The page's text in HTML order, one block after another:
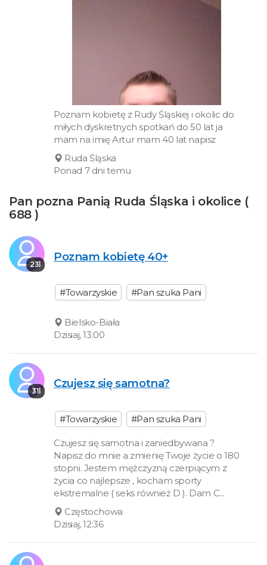
Poznam kobietę z Rudy Śląskiej i okolic do
miłych dyskretnych spotkań do 50 lat ja
mam na imię Artur mam 40 lat napisz
Ruda Śląska
Ponad 7 dni temu
Pan pozna Panią Ruda Śląska i okolice (
688 )
23l
Poznam kobietę 40+
#Towarzyskie #Pan szuka Pani
Bielsko-Biała
Dzisiaj, 13:00
31l
Czujesz się samotna?
#Towarzyskie #Pan szuka Pani
Czujesz się samotna i zaniedbywana ?
Napisz do mnie a zmienię Twoje życie o 180
stopni. Jestem mężczyzną czerpiącym z
życia co najlepsze , kocham sporty
ekstremalne ( seks również D ). Dam C...
Częstochowa
Dzisiaj, 12:36